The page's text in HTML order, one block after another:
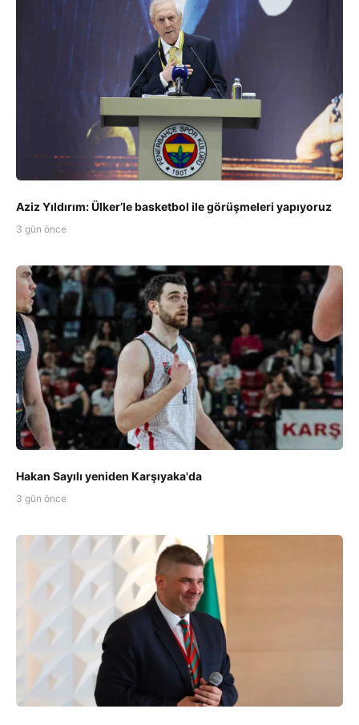
Aziz Yıldırım: Ülker’le basketbol ile görüşmeleri yapıyoruz
3 gün önce
Hakan Sayılı yeniden Karşıyaka'da
3 gün önce